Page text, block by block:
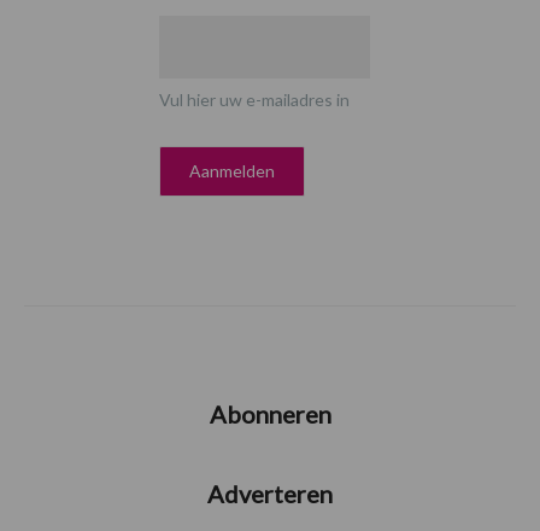
Vul hier uw e-mailadres in
Abonneren
Adverteren